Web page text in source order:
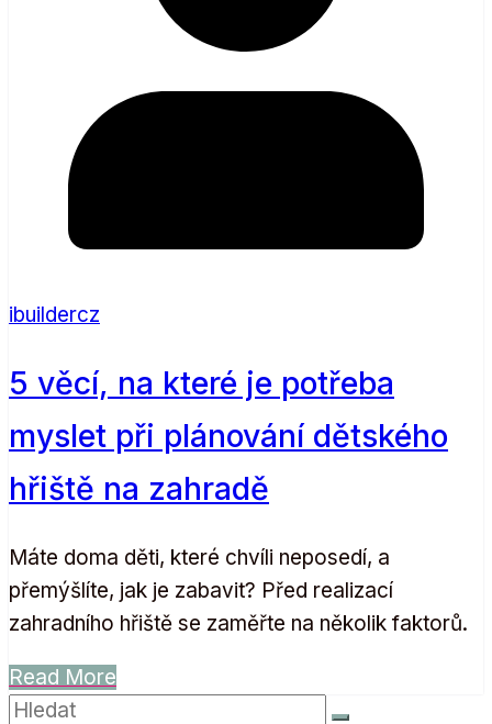
ibuildercz
5 věcí, na které je potřeba
myslet při plánování dětského
hřiště na zahradě
Máte doma děti, které chvíli neposedí, a
přemýšlíte, jak je zabavit? Před realizací
zahradního hřiště se zaměřte na několik faktorů.
Read More